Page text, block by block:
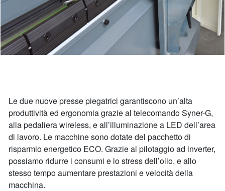
Le due nuove presse piegatrici garantiscono un’alta
produttività ed ergonomia grazie al telecomando Syner-G,
alla pedaliera wireless, e all’illuminazione a LED dell’area
di lavoro. Le macchine sono dotate del pacchetto di
risparmio energetico ECO. Grazie al pilotaggio ad inverter,
possiamo ridurre i consumi e lo stress dell’olio, e allo
stesso tempo aumentare prestazioni e velocità della
macchina.